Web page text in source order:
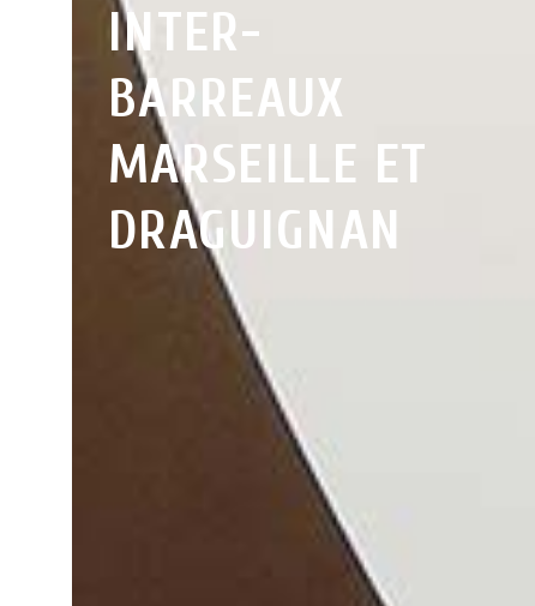
INTER-
BARREAUX
MARSEILLE ET
DRAGUIGNAN